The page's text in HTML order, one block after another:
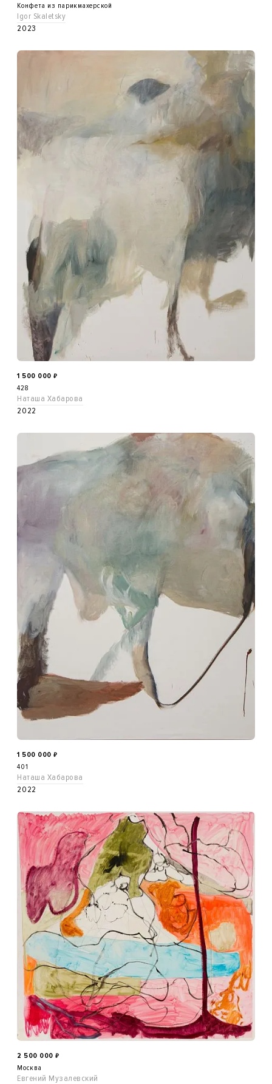
Конфета из парикмахерской
Igor Skaletsky
2023
1 500 000 ₽
428
Наташа Хабарова
2022
1 500 000 ₽
401
Наташа Хабарова
2022
2 500 000 ₽
Москва
Евгений Музалевский